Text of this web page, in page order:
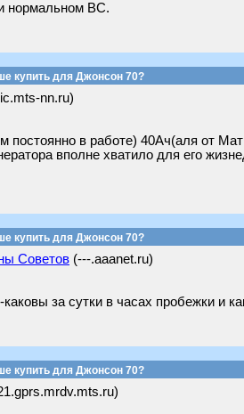
нормальном ВС.
купить для Джонсон 70?
nn.ru)
постоянно в работе) 40Ач(аля от
вполне хватило для его
купить для Джонсон 70?
Советов (---.aaanet.ru)
за сутки в часах пробежки и
купить для Джонсон 70?